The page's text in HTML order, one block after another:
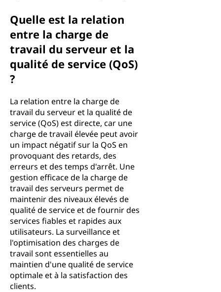
Quelle est la relation
entre la charge de
travail du serveur et la
qualité de service (QoS)
?
La relation entre la charge de
travail du serveur et la qualité de
service (QoS) est directe, car une
charge de travail élevée peut avoir
un impact négatif sur la QoS en
provoquant des retards, des
erreurs et des temps d'arrêt. Une
gestion efficace de la charge de
travail des serveurs permet de
maintenir des niveaux élevés de
qualité de service et de fournir des
services fiables et rapides aux
utilisateurs. La surveillance et
l'optimisation des charges de
travail sont essentielles au
maintien d'une qualité de service
optimale et à la satisfaction des
clients.